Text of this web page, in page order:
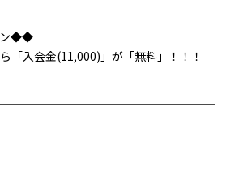
ン◆◆
「入会金(11,000)」が「無料」！！！